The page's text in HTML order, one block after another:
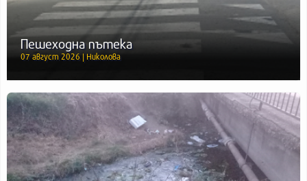
Пешеходна пътека
07 август 2026 | Николова